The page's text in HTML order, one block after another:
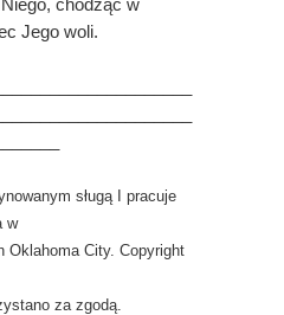
chodząc w
Jego woli.
sługą I pracuje
w
Oklahoma City. Copyright
za zgodą.